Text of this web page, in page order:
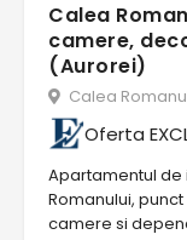
Calea
camere,
(Aurorei)
Calea
Oferta
Apartamentul de
Romanului,
camere si